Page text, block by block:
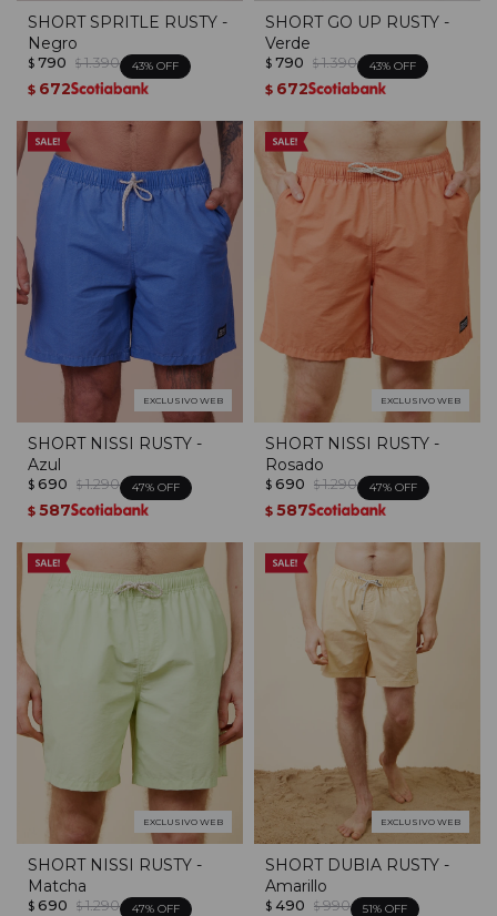
SHORT SPRITLE RUSTY -
Negro
$ 790 $ 1.390 43
$ 672
SHORT GO UP RUSTY -
Verde
$ 790 $ 1.390 43
$ 672
EXCLUSIVO WEB
SHORT NISSI RUSTY -
Azul
$ 690 $ 1.290 47
$ 587
EXCLUSIVO WEB
SHORT NISSI RUSTY -
Rosado
$ 690 $ 1.290 47
$ 587
EXCLUSIVO WEB
SHORT NISSI RUSTY -
Matcha
$ 690 $ 1.290 47
EXCLUSIVO WEB
SHORT DUBIA RUSTY -
Amarillo
$ 490 $ 990 51